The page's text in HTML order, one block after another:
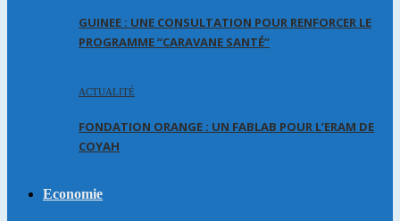
GUINEE : UNE CONSULTATION POUR RENFORCER LE
PROGRAMME “CARAVANE SANTÉ”
ACTUALITÉ
FONDATION ORANGE : UN FABLAB POUR L’ERAM DE
COYAH
Economie